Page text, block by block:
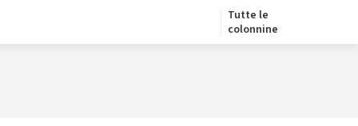
Tutte le
colonnine